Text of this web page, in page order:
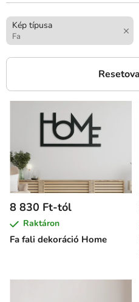
Kép típusa
Fa
T
m
é
e
k
l
t
Fa fali dekoráció Home
8 830 Ft-tól
Raktáron